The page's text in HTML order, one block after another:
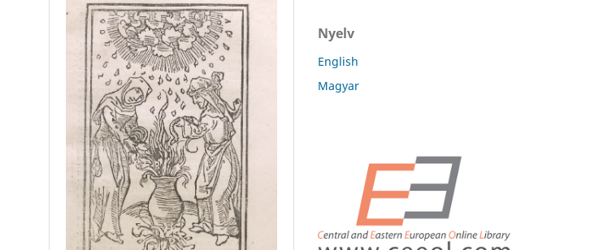
Nyelv
English
Magyar